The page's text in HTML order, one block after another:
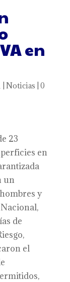
en
Noticias 0
23
en
un
y
de
el